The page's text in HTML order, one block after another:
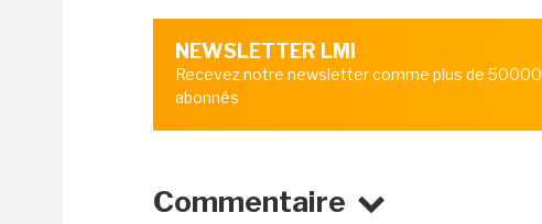
NEWSLETTER LMI
Recevez notre newsletter comme plus de 50000
abonnés
Commentaire